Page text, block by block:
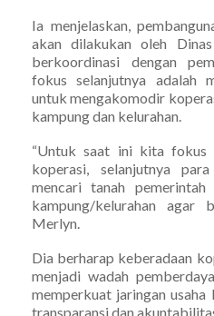
Ia menjelaskan,
akan dilakukan oleh
berkoordinasi dengan
fokus selanjutnya adalah
untuk mengakomodir
kampung dan kelurahan.
“Untuk saat ini kita fokus
koperasi, selanjutnya
mencari tanah
kampung/kelurahan agar
Merlyn.
Dia berharap keberadaan
menjadi wadah
memperkuat jaringan
transparansi dan